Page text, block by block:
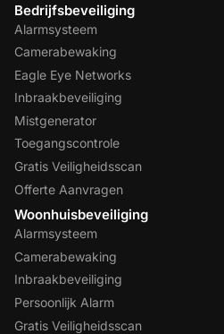
Bedrijfsbeveiliging
Alarmsysteem
Camerabewaking
Eagle Eye Networks
Inbraakbeveiliging
Mistgenerator
Toegangscontrole
Gratis Veiligheidsscan
Offerte Aanvragen
Woonhuisbeveiliging
Alarmsysteem
Camerabewaking
Inbraakbeveiliging
Persoonlijk Alarm
Gratis Veiligheidsscan